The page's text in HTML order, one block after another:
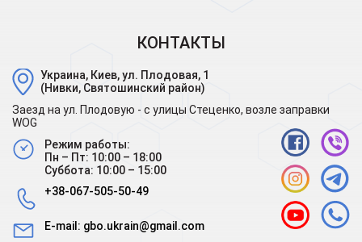
КОНТАКТЫ
Украина, Киев, ул. Плодовая, 1
(Нивки, Святошинский район)
Заезд на ул. Плодовую - с улицы Стеценко, возле заправки
WOG
Режим работы:
Пн – Пт: 10:00 – 18:00
Суббота: 10:00 – 15:00
+38-067-505-50-49
E-mail: gbo.ukrain@gmail.com